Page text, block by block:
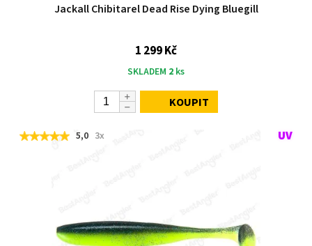
Jackall Chibitarel Dead Rise Dying Bluegill
1 299 Kč
SKLADEM 2 ks
KOUPIT
5,0 3x